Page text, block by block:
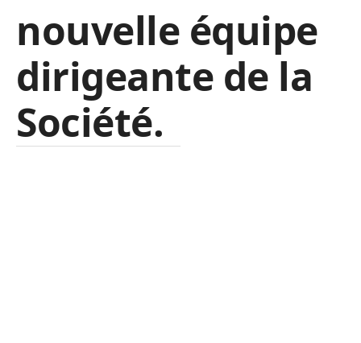
nouvelle équipe
dirigeante de la
Société.